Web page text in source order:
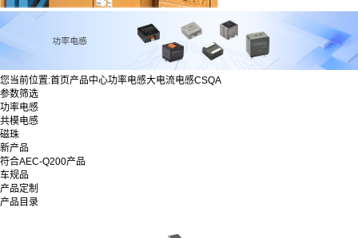
您当前位置:首页产品中心功率电感大电流电感CSQA
参数筛选
功率电感
共模电感
磁珠
新产品
符合AEC-Q200产品
车规品
产品定制
产品目录